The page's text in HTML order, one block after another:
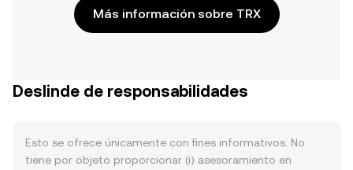
Más información sobre TRX
Deslinde de responsabilidades
Esto se ofrece únicamente con fines informativos. No
tiene por objeto proporcionar (i) asesoramiento en